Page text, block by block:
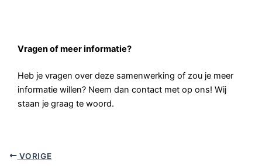
Vragen of meer informatie?
Heb je vragen over deze samenwerking of zou je meer
informatie willen? Neem dan contact met op ons! Wij
staan je graag te woord.
VORIGE